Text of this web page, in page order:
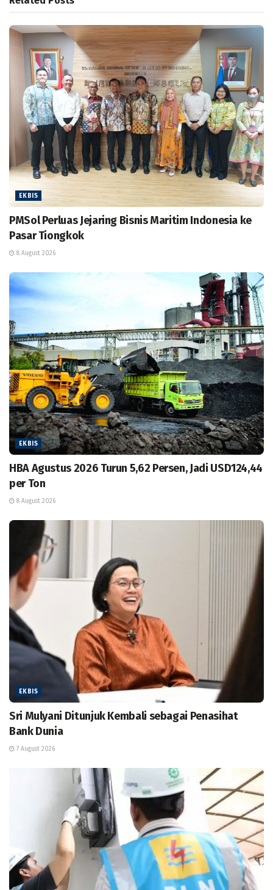
EKBIS
PMSol Perluas Jejaring Bisnis Maritim Indonesia ke
Pasar Tiongkok
8 August 2026
EKBIS
HBA Agustus 2026 Turun 5,62 Persen, Jadi USD124,44
per Ton
8 August 2026
EKBIS
Sri Mulyani Ditunjuk Kembali sebagai Penasihat
Bank Dunia
7 August 2026